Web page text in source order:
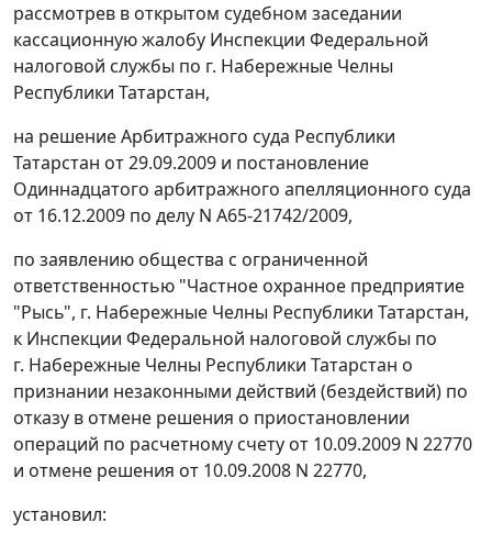
рассмотрев в открытом судебном заседании
кассационную жалобу Инспекции Федеральной
налоговой службы по г. Набережные Челны
Республики Татарстан,
на решение Арбитражного суда Республики
Татарстан от 29.09.2009 и постановление
Одиннадцатого арбитражного апелляционного суда
от 16.12.2009 по делу N А65-21742/2009,
по заявлению общества с ограниченной
ответственностью "Частное охранное предприятие
"Рысь", г. Набережные Челны Республики Татарстан,
к Инспекции Федеральной налоговой службы по
г. Набережные Челны Республики Татарстан о
признании незаконными действий (бездействий) по
отказу в отмене решения о приостановлении
операций по расчетному счету от 10.09.2009 N 22770
и отмене решения от 10.09.2008 N 22770,
установил: